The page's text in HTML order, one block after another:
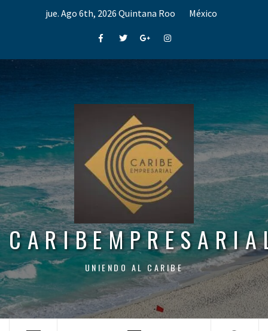
jue. Ago 6th, 2026 Quintana Roo México
FacebookTwitterGoogle+Instagram
UNIENDO AL CARIBE